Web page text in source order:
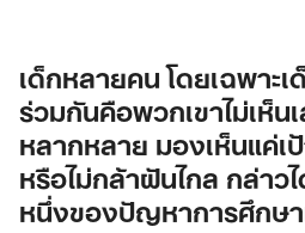
เด็กหลายคน โดยเฉพาะ
ร่วมกันคือพวกเขาไม่เห็
หลากหลาย มองเห็นแค่เ
หรือไม่กล้าฝันไกล กล่าว
หนึ่งของปัญหาการศึกษ